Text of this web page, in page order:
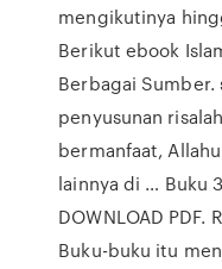
mengikutinya
Berikut ebook
Berbagai Sumber.
penyusunan
bermanfaat,
lainnya di … Buku
DOWNLOAD
Buku-buku itu